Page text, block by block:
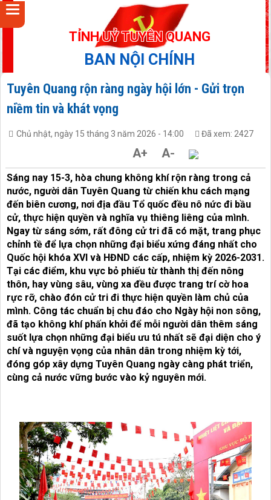
TỈNH UỶ TUYÊN QUANG
BAN NỘI CHÍNH
Tuyên Quang rộn ràng ngày hội lớn - Gửi trọn
niềm tin và khát vọng
Chủ nhật, ngày 15 tháng 3 năm 2026 - 14:00 Đã xem: 2427
A+ A-
Sáng nay 15-3, hòa chung không khí rộn ràng trong cả
nước, người dân Tuyên Quang từ chiến khu cách mạng
đến biên cương, nơi địa đầu Tổ quốc đều nô nức đi bầu
cử, thực hiện quyền và nghĩa vụ thiêng liêng của mình.
Ngay từ sáng sớm, rất đông cử tri đã có mặt, trang phục
chỉnh tề để lựa chọn những đại biểu xứng đáng nhất cho
Quốc hội khóa XVI và HĐND các cấp, nhiệm kỳ 2026-2031.
Tại các điểm, khu vực bỏ phiếu từ thành thị đến nông
thôn, hay vùng sâu, vùng xa đều được trang trí cờ hoa
rực rỡ, chào đón cử tri đi thực hiện quyền làm chủ của
mình. Công tác chuẩn bị chu đáo cho Ngày hội non sông,
đã tạo không khí phấn khởi để mỗi người dân thêm sáng
suốt lựa chọn những đại biểu ưu tú nhất sẽ đại diện cho ý
chí và nguyện vọng của nhân dân trong nhiệm kỳ tới,
đóng góp xây dựng Tuyên Quang ngày càng phát triển,
cùng cả nước vững bước vào kỷ nguyên mới.